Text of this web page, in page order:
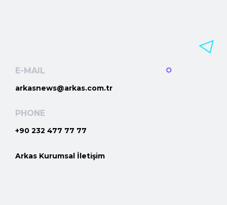
E-MAIL
arkasnews@arkas.com.tr
PHONE
+90 232 477 77 77
Arkas Kurumsal İletişim